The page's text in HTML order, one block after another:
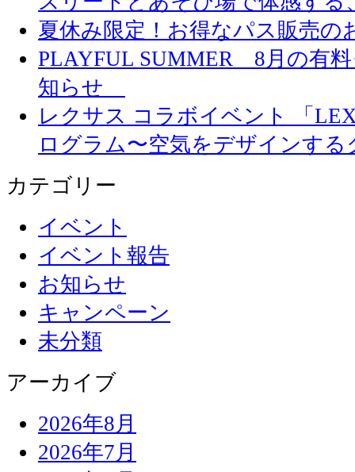
夏休み限定！お得なパス販売の
PLAYFUL SUMMER 8月の有
知らせ
レクサス コラボイベント 「
ログラム〜空気をデザインす
カテゴリー
イベント
イベント報告
お知らせ
キャンペーン
未分類
アーカイブ
2026年8月
2026年7月